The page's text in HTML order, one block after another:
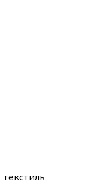
текстиль.